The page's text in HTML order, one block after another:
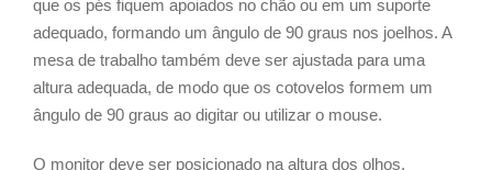
que os pés fiquem apoiados no chão ou em um suporte
adequado, formando um ângulo de 90 graus nos joelhos. A
mesa de trabalho também deve ser ajustada para uma
altura adequada, de modo que os cotovelos formem um
ângulo de 90 graus ao digitar ou utilizar o mouse.
O monitor deve ser posicionado na altura dos olhos,